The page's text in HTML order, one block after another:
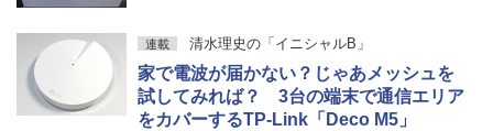
連載 清水理史の「イニシャルB」
家で電波が届かない？じゃあメッシュを
試してみれば？ 3台の端末で通信エリア
をカバーするTP-Link「Deco M5」